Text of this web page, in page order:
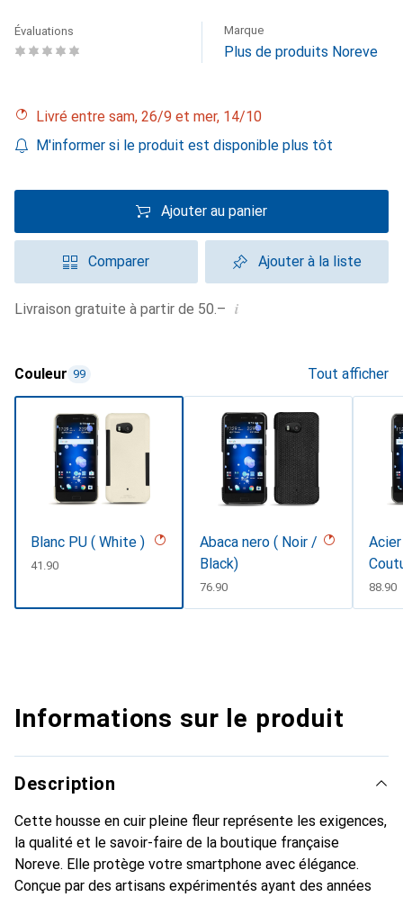
Évaluations Marque
Plus de produits Noreve
Livré entre sam, 26/9 et mer, 14/10
M'informer si le produit est disponible plus tôt
Ajouter au panier
Comparer Ajouter à la liste
Livraison gratuite à partir de 50.– i
Couleur 99 Tout afficher
Blanc PU ( White )
CHF
41.90
Abaca nero ( Noir /
Black)
CHF
76.90 CHF
88.90
Informations sur le produit
Description
Cette housse en cuir pleine fleur représente les exigences,
la qualité et le savoir-faire de la boutique française
Noreve. Elle protège votre smartphone avec élégance.
Conçue par des artisans expérimentés ayant des années